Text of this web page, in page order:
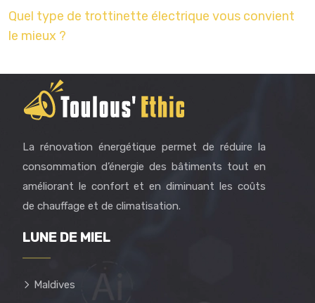
Quel type de trottinette électrique vous convient
le mieux ?
La rénovation énergétique permet de réduire la
consommation d’énergie des bâtiments tout en
améliorant le confort et en diminuant les coûts
de chauffage et de climatisation.
LUNE DE MIEL
Maldives